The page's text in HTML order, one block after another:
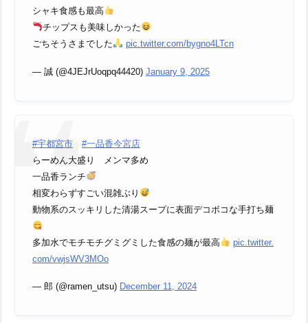
シャキ食感も最高
チップスも美味しかった
ごちそうさまでした
pic.twitter.com/bygno4LTcn
— 誠 (@4JEJrUoqpq44420) January 9, 2025
#宇都宮市
#一品香今宮店
らーめん大盛り メンマ多め
一品香ランチ
相変わらずすごい混雑ぶり
動物系のスッキリした清湯スープに表面デコボコな手打ち麺
多加水でモチモチグミグミした食感の麺が最高
pic.twitter.
com/vwjsWV3MOo
— 郎 (@ramen_utsu) December 11, 2024